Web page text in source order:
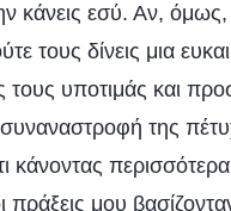
κάνεις εσύ. Αν,
τους δίνεις μια
υποτιμάς και
της
πράξεις μου